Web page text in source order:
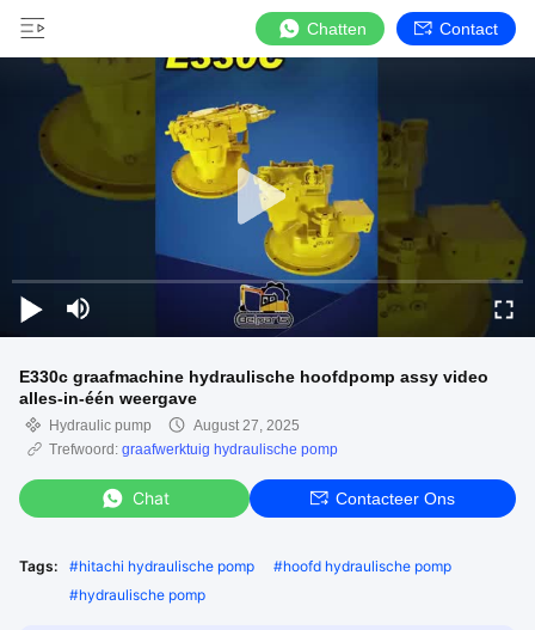
Chatten Contact
E330c graafmachine hydraulische hoofdpomp assy video
alles-in-één weergave
Hydraulic pump
August 27, 2025
Trefwoord: graafwerktuig hydraulische pomp
Chat Contacteer Ons
Tags: #hitachi hydraulische pomp #hoofd hydraulische pomp
#hydraulische pomp